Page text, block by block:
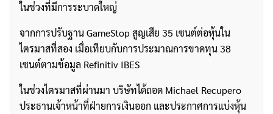
ในช่วงที่มีการระบาดใหญ่
จากการปรับฐาน GameStop สูญเสีย 35 เซนต์ต่อหุ้นใน
ไตรมาสที่สอง เมื่อเทียบกับการประมาณการขาดทุน 38
เซนต์ตามข้อมูล Refinitiv IBES
ในช่วงไตรมาสที่ผ่านมา บริษัทได้ถอด Michael Recupero
ประธานเจ้าหน้าที่ฝ่ายการเงินออก และประกาศการแบ่งหุ้น